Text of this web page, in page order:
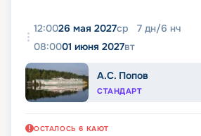
12:0026 мая 2027ср 7 дн/6 нч
08:0001 июня 2027вт
А.С. Попов
СТАНДАРТ
ОСТАЛОСЬ 6 КАЮТ